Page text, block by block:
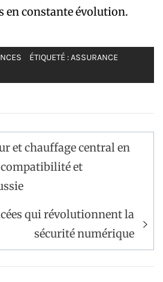
en constante évolution.
ÉTIQUETÉ :ASSURANCE
et chauffage central en
et
qui révolutionnent la
sécurité numérique